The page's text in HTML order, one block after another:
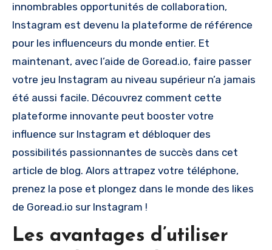
innombrables opportunités de collaboration,
Instagram est devenu la plateforme de référence
pour les influenceurs du monde entier. Et
maintenant, avec l’aide de Goread.io, faire passer
votre jeu Instagram au niveau supérieur n’a jamais
été aussi facile. Découvrez comment cette
plateforme innovante peut booster votre
influence sur Instagram et débloquer des
possibilités passionnantes de succès dans cet
article de blog. Alors attrapez votre téléphone,
prenez la pose et plongez dans le monde des likes
de Goread.io sur Instagram !
Les avantages d’utiliser